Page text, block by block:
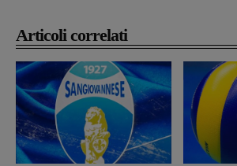
Articoli correlati